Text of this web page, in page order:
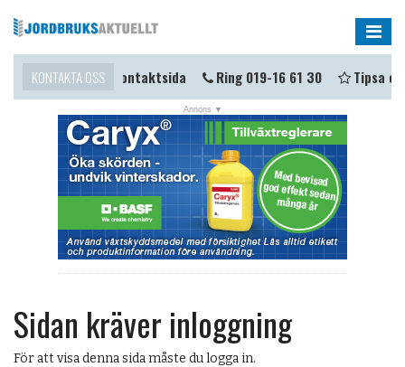
KONTAKTA OSS
i kontakt? Kontaktsida Ring 019-16 61 30 Tipsa oss
Sidan kräver inloggning
För att visa denna sida måste du logga in.